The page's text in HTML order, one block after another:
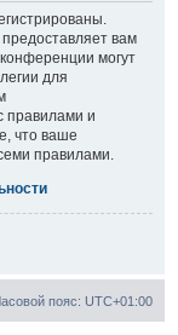
предоставляет вам
могут
для
правилами и
что ваше
правилами.
пояс: UTC+01:00